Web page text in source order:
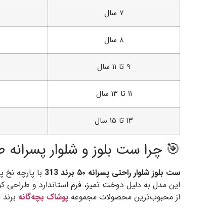
۷ سال
۸ سال
۹ تا ۱۱ سال
۱۱ تا ۱۳ سال
۱۳ تا ۱۵ سال
🎯 چرا ست بلوز و شلوار پسرانه طرح ۵۰ انتخابی
ست بلوز شلوار راحتی پسرانه ۵۰ برند 313
با پارچه نخ
این مدل به دلیل دوخت تمیز، فرم استاندارد و
از محبوب‌ترین محصولات مجموعه پوشاک بچه‌گانه برند 313 در فصل‌های معتدل.